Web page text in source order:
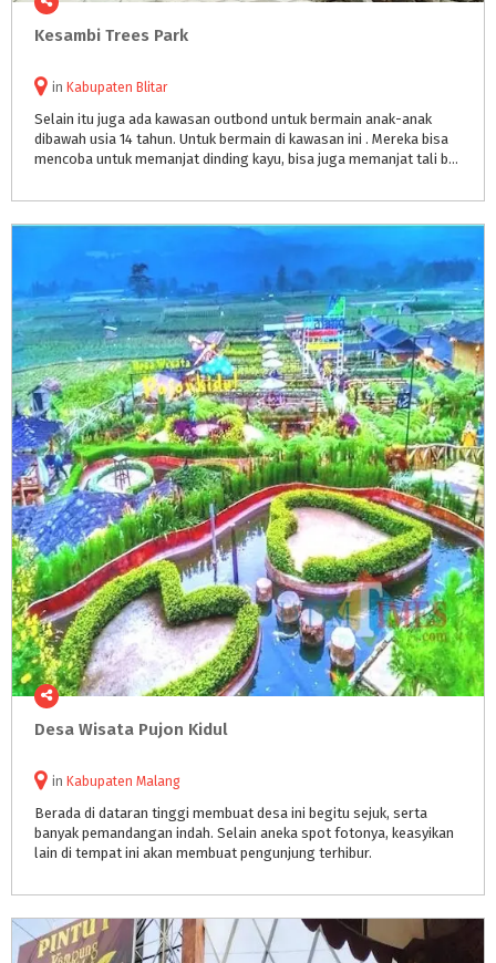
Kesambi Trees Park
in Kabupaten Blitar
Selain itu juga ada kawasan outbond untuk bermain anak-anak
dibawah usia 14 tahun. Untuk bermain di kawasan ini . Mereka bisa
mencoba untuk memanjat dinding kayu, bisa juga memanjat tali bahkan melatih keseimbangan dengan jembatan tali.
Desa Wisata Pujon Kidul
in Kabupaten Malang
Berada di dataran tinggi membuat desa ini begitu sejuk, serta
banyak pemandangan indah. Selain aneka spot fotonya, keasyikan
lain di tempat ini akan membuat pengunjung terhibur.